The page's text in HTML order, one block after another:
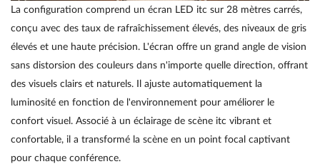
La configuration comprend un écran LED itc sur 28 mètres carrés,
conçu avec des taux de rafraîchissement élevés, des niveaux de gris
élevés et une haute précision. L'écran offre un grand angle de vision
sans distorsion des couleurs dans n'importe quelle direction, offrant
des visuels clairs et naturels. Il ajuste automatiquement la
luminosité en fonction de l'environnement pour améliorer le
confort visuel. Associé à un éclairage de scène itc vibrant et
confortable, il a transformé la scène en un point focal captivant
pour chaque conférence.